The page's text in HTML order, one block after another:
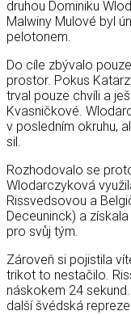
druhou Dominiku
Malwiny Mulové byl
pelotonem.
Do cíle zbývalo
prostor. Pokus
trval pouze chvíli a
Kvasničkové.
v posledním okruhu,
sil.
Rozhodovalo se
Wlodarczyková
Rissvedsovou a
Deceuninck) a
pro svůj tým.
Zároveň si pojistila
trikot to nestačilo.
náskokem 24
další švédská